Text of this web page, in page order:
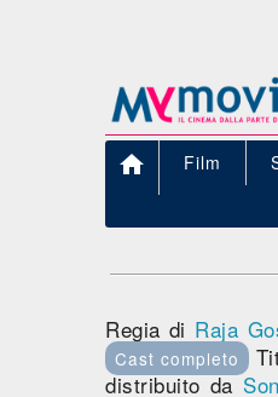
 Film
Regia di Raja
Cast completo
distribuito da